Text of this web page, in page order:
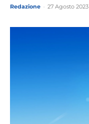
Redazione 27 Agosto 2023